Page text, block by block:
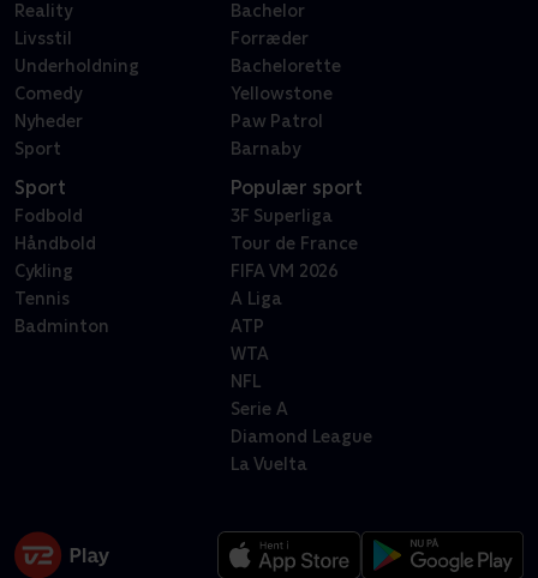
Reality
Livsstil
Underholdning
Comedy
Nyheder
Sport
Bachelor
Forræder
Bachelorette
Yellowstone
Paw Patrol
Barnaby
Sport
Fodbold
Håndbold
Cykling
Tennis
Badminton
Populær sport
3F Superliga
Tour de France
FIFA VM 2026
A Liga
ATP
WTA
NFL
Serie A
Diamond League
La Vuelta